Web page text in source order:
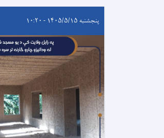
پنجشنبه ۱۴۰۵/۵/۱۵ - ۱۰:۲۰